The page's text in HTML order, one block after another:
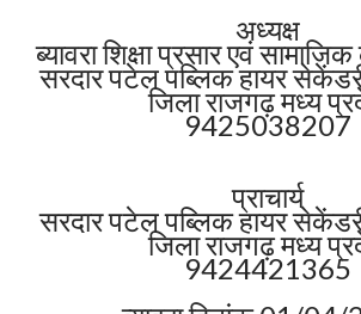
अध्यक्ष
ब्यावरा शिक्षा प्रसार एवं
सरदार पटेल पब्लिक हायर
जिला राजगढ़ मध्य
9425038207
प्राचार्य
सरदार पटेल पब्लिक हायर
जिला राजगढ़ मध्य
9424421365